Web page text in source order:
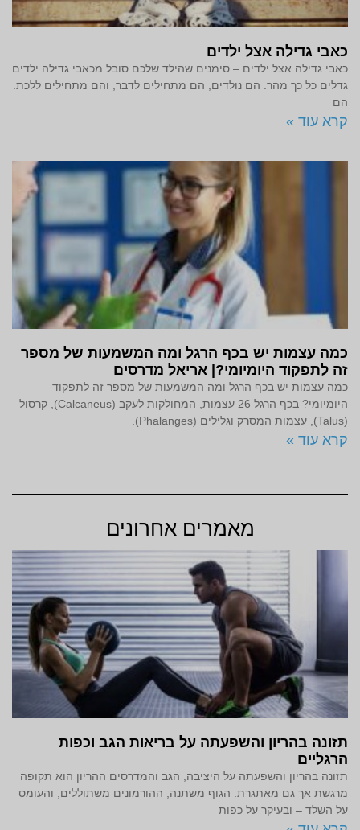
כאבי גדילה אצל ילדים
כאבי גדילה אצל ילדים – סימנים שהילד שלכם סובל מכאבי גדילה ילדים
גדלים כל כך מהר. הם נולדים, הם מתחילים לדבר, והם מתחילים ללכת.
הם
קרא עוד »
כמה עצמות יש בכף הרגל ומה המשמעות של מספר
זה לתפקוד היומיומי?| אריאל מדרסים
כמה עצמות יש בכף הרגל ומה המשמעות של מספר זה לתפקוד
היומיומי? בכף הרגל 26 עצמות, המחולקות לעקב (Calcaneus), קרסול
(Talus), עצמות המסרק וגלילים (Phalanges).
קרא עוד »
מאמרים אחרונים
תזונה בהריון והשפעתה על בריאות הגב וכפות
הרגליים
תזונה בהריון והשפעתה על היציבה, הגב והמדרסים ההריון הוא תקופה
מרגשת אך גם מאתגרת. הגוף משתנה, ההורמונים משתוללים, והעומס
על השלד – ובעיקר על כפות